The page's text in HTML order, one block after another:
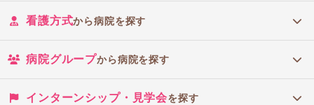
ら、家族の不安などを確認してください。
アセスメント例
家族の状況
看護方式から病院を探す
病院グループから病院を探す
インターンシップ・見学会を探す